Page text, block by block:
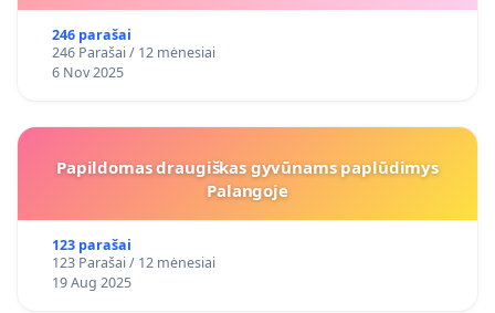
246 parašai
246 Parašai / 12 mėnesiai
6 Nov 2025
Papildomas draugiškas gyvūnams paplūdimys
Palangoje
123 parašai
123 Parašai / 12 mėnesiai
19 Aug 2025